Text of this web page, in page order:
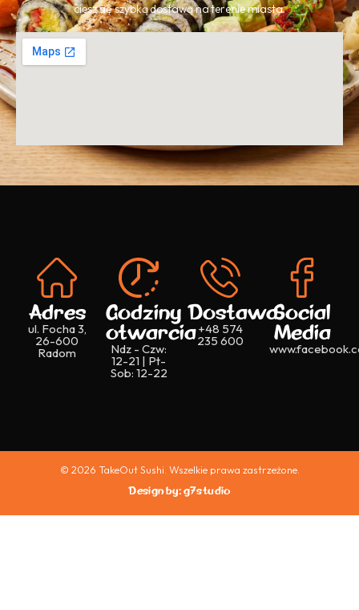
ciesz się szybką dostawą na terenie miasta.
Adres
ul. Focha 3,
26-600
Radom
Godziny
otwarcia
Ndz - Czw:
12-21 | Pt-
Sob: 12-22
Dostawa
+48 574
235 600
Social
Media
© 2026 TakeOut Sushi. Wszelkie prawa zastrzeżone.
Design by: g7studio